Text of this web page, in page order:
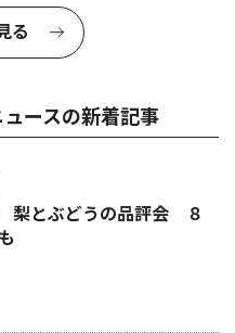
る
ースの新着記事
梨とぶどうの品評会 ８